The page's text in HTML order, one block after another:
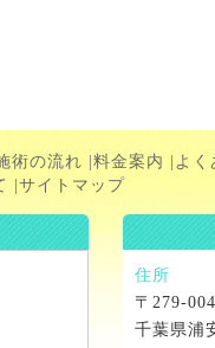
術の流れ |料金案内 | よく
|サイトマップ
住所
〒279-
千葉県浦